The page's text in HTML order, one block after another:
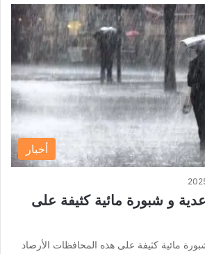
أخبار
و شبورة مائية كثيفة على
مائية كثيفة على هذه المحافظات الأرصاد